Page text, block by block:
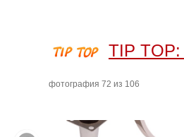
TIP TOP:
фотография 72 из 106